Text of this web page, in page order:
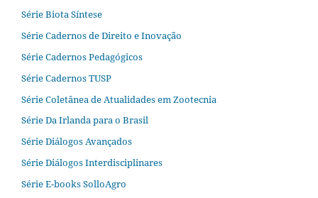
Série Biota Síntese
Série Cadernos de Direito e Inovação
Série Cadernos Pedagógicos
Série Cadernos TUSP
Série Coletânea de Atualidades em Zootecnia
Série Da Irlanda para o Brasil
Série Diálogos Avançados
Série Diálogos Interdisciplinares
Série E-books SolloAgro